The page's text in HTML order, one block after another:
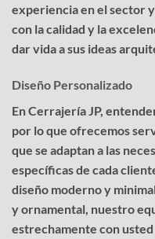
experiencia en el sector
con la calidad y la
dar vida a sus ideas
Diseño Personalizado
En Cerrajería JP,
por lo que ofrecemos
que se adaptan a las
específicas de cada
diseño moderno y
y ornamental, nuestro
estrechamente con